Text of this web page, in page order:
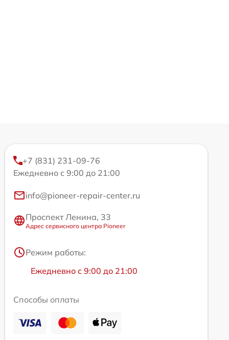
+7 (831) 231-09-76
Ежедневно с 9:00 до 21:00
info@pioneer-repair-center.ru
Проспект Ленина, 33
Адрес сервисного центра Pioneer
Режим работы:
Ежедневно с 9:00 до 21:00
Способы оплаты